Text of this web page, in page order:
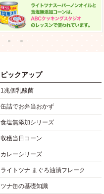
ピックアップ
1兆個乳酸菌
缶詰でお弁当おかず
食塩無添加シリーズ
収穫当日コーン
カレーシリーズ
ライトツナ まぐろ油漬フレーク
ツナ缶の基礎知識